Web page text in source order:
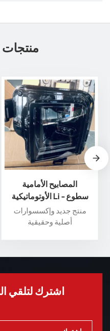
المصابيح الأمامية
الأوتوماتيكية Li - سطوع
وأداء فائقان لسلامة قصوى
منتج جديد وإكسسوارات
أصلية وحقيقية
اشترك لتلقي